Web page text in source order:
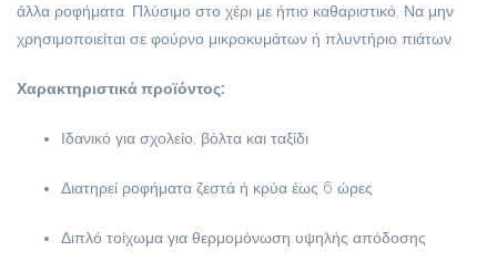
άλλα ροφήματα. Πλύσιμο στο χέρι με ήπιο καθαριστικό. Να μην
χρησιμοποιείται σε φούρνο μικροκυμάτων ή πλυντήριο πιάτων.
Χαρακτηριστικά προϊόντος:
Ιδανικό για σχολείο, βόλτα και ταξίδι
Διατηρεί ροφήματα ζεστά ή κρύα έως 6 ώρες
Διπλό τοίχωμα για θερμομόνωση υψηλής απόδοσης